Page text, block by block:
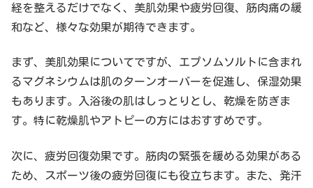
経を整えるだけでなく、美肌効果や疲労回復、筋肉痛の緩
和など、様々な効果が期待できます。
まず、美肌効果についてですが、エプソムソルトに含まれ
るマグネシウムは肌のターンオーバーを促進し、保湿効果
もあります。入浴後の肌はしっとりとし、乾燥を防ぎま
す。特に乾燥肌やアトピーの方にはおすすめです。
次に、疲労回復効果です。筋肉の緊張を緩める効果がある
ため、スポーツ後の疲労回復にも役立ちます。また、発汗